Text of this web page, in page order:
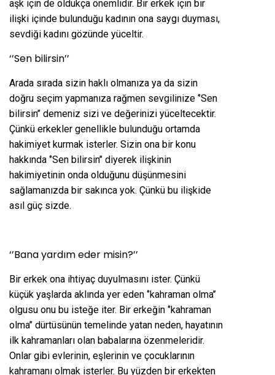
aşk için de oldukça önemlidir. Bir erkek için bir
ilişki içinde bulunduğu kadının ona saygı duyması,
sevdiği kadını gözünde yüceltir.
‘’Sen bilirsin’’
Arada sırada sizin haklı olmanıza ya da sizin
doğru seçim yapmanıza rağmen sevgilinize ‘’Sen
bilirsin’’ demeniz sizi ve değerinizi yüceltecektir.
Çünkü erkekler genellikle bulunduğu ortamda
hakimiyet kurmak isterler. Sizin ona bir konu
hakkında ‘’Sen bilirsin’’ diyerek ilişkinin
hakimiyetinin onda olduğunu düşünmesini
sağlamanızda bir sakınca yok. Çünkü bu ilişkide
asıl güç sizde.
‘’Bana yardım eder misin?’’
Bir erkek ona ihtiyaç duyulmasını ister. Çünkü
küçük yaşlarda aklında yer eden ‘’kahraman olma’’
olgusu onu bu isteğe iter. Bir erkeğin ‘’kahraman
olma’’ dürtüsünün temelinde yatan neden, hayatının
ilk kahramanları olan babalarına özenmeleridir.
Onlar gibi evlerinin, eşlerinin ve çocuklarının
kahramanı olmak isterler. Bu yüzden bir erkekten